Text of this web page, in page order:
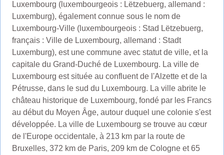
Luxembourg (luxembourgeois : Lëtzebuerg, allemand :
Luxemburg), également connue sous le nom de
Luxembourg-Ville (luxembourgeois : Stad Lëtzebuerg,
français : Ville de Luxembourg, allemand : Stadt
Luxemburg), est une commune avec statut de ville, et la
capitale du Grand-Duché de Luxembourg. La ville de
Luxembourg est située au confluent de l'Alzette et de la
Pétrusse, dans le sud du Luxembourg. La ville abrite le
château historique de Luxembourg, fondé par les Francs
au début du Moyen Âge, autour duquel une colonie s'est
développée. La ville de Luxembourg se trouve au cœur
de l'Europe occidentale, à 213 km par la route de
Bruxelles, 372 km de Paris, 209 km de Cologne et 65